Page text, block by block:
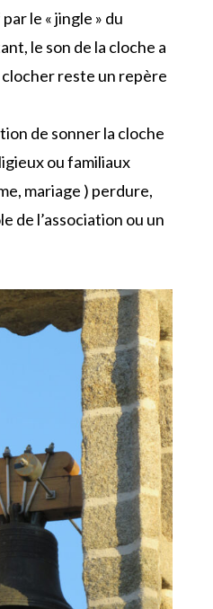
le « jingle » du
le son de la cloche a
reste un repère
de sonner la cloche
ou familiaux
mariage ) perdure,
de l’association ou un